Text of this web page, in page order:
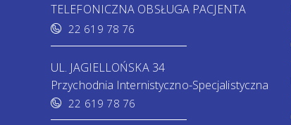
TELEFONICZNA OBSŁUGA PACJENTA
22 619 78 76
UL. JAGIELLOŃSKA 34
Przychodnia Internistyczno-Specjalistyczna
22 619 78 76